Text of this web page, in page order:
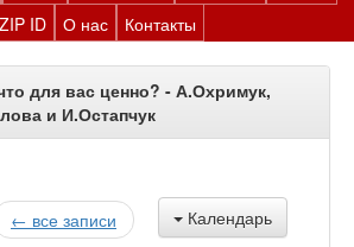
ZIP ID О нас Контакты
для вас ценно? - А.Охримук,
и И.Остапчук
Календарь
← все записи